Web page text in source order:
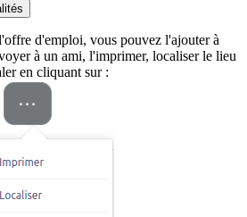
d'emploi, vous pouvez l'ajouter à
à un ami, l'imprimer, localiser le lieu
en cliquant sur :